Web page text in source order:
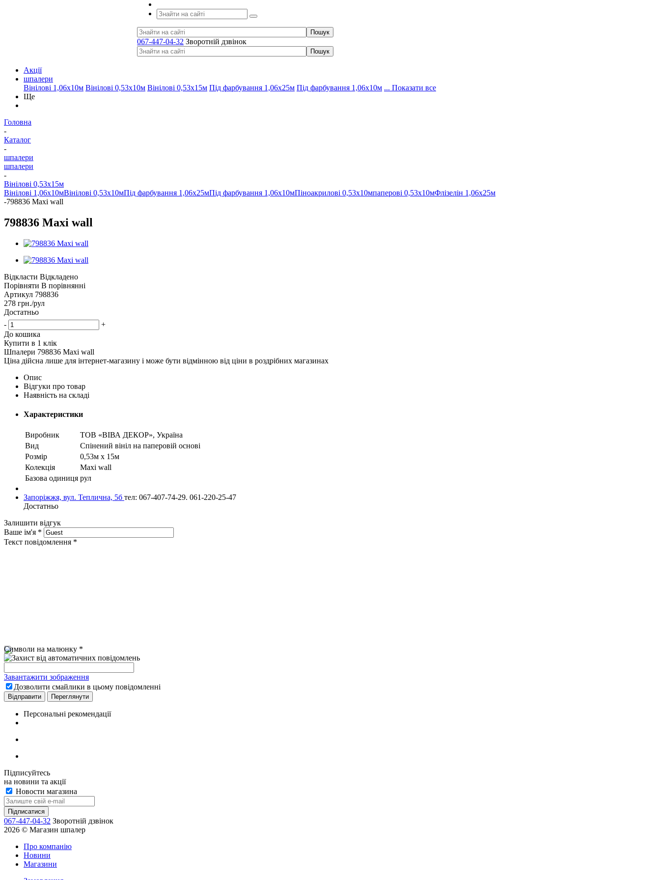
067-447-04-32 Зворотній дзвінок
Акції
шпалери
Вінілові 1,06х10м Вінілові 0,53х10м Вінілові 0,53х15м Під фарбування 1,06х25м Під фарбування 1,06х10м ... Показати все
Ще
Головна
-
Каталог
-
шпалери
шпалери
-
Вінілові 0,53х15м
Вінілові 1,06х10мВінілові 0,53х10мПід фарбування 1,06х25мПід фарбування 1,06х10мПіноакрилові 0,53х10мпаперові 0,53х10мФлізелін 1,06х25м
-798836 Maxi wall
798836 Maxi wall
Відкласти Відкладено
Порівняти В порівнянні
Артикул 798836
278 грн./рул
Достатньо
-
+
До кошика
Купити в 1 клік
Шпалери 798836 Maxi wall
Ціна дійсна лише для інтернет-магазину і може бути відмінною від ціни в роздрібних магазинах
Опис
Відгуки про товар
Наявність на складі
Характеристики
Виробник
ТОВ «ВІВА ДЕКОР», Україна
Вид
Cпінений вініл на паперовій основі
Розмір
0,53м х 15м
Колекція
Maxi wall
Базова одиниця рул
Запоріжжя, вул. Теплична, 5б тел: 067-407-74-29. 061-220-25-47
Достатньо
Залишити відгук
Ваше ім'я *
Текст повідомлення *
Символи на малюнку *
Завантажити зображення
Дозволити смайлики в цьому повідомленні
Персональні рекомендації
Підписуйтесь
на новини та акції
Новости магазина
067-447-04-32 Зворотній дзвінок
2026 © Магазин шпалер
Про компанію
Новини
Магазини